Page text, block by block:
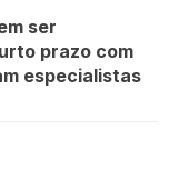
ser
prazo com
especialistas